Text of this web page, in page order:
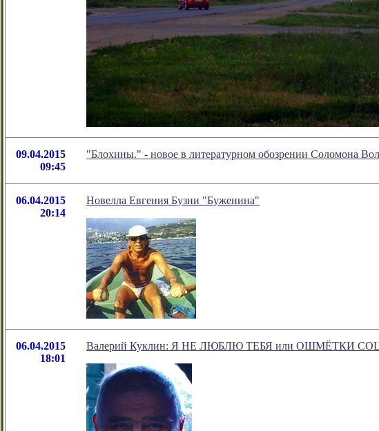
09.04.2015
09:45
"Блохины." - новое в литературном обозрении Соломона
06.04.2015
20:14
Новелла Евгения Бузни "Буженина"
06.04.2015
18:01
Валерий Куклин: Я НЕ ЛЮБЛЮ ТЕБЯ или ОШМЁТКИ